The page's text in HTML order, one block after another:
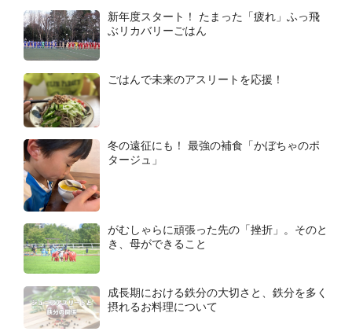
新年度スタート！ たまった「疲れ」ふっ飛
ぶリカバリーごはん
ごはんで未来のアスリートを応援！
冬の遠征にも！ 最強の補食「かぼちゃのポ
タージュ」
がむしゃらに頑張った先の「挫折」。そのと
き、母ができること
成長期における鉄分の大切さと、鉄分を多く
摂れるお料理について